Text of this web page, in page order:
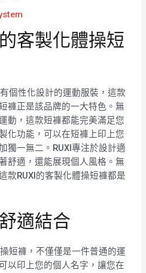
客製化體操短
個性化設計的運動服裝，這款
褲正是該品牌的一大特色。無
動，這款短褲都能完美滿足您
化功能，可以在短褲上印上您
獨一無二。RUXI專注於設計適
舒適，還能展現個人風格。無
款RUXI的客製化體操短褲都是
適結合
短褲，不僅僅是一件普通的運
以印上您的個人名字，讓您在